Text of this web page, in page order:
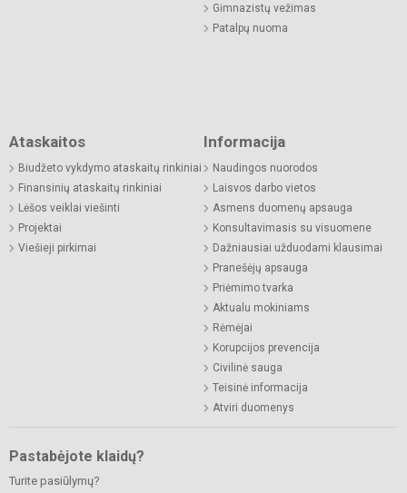
Gimnazistų vežimas
Patalpų nuoma
Ataskaitos
Biudžeto vykdymo ataskaitų rinkiniai
Finansinių ataskaitų rinkiniai
Lėšos veiklai viešinti
Projektai
Viešieji pirkimai
Informacija
Naudingos nuorodos
Laisvos darbo vietos
Asmens duomenų apsauga
Konsultavimasis su visuomene
Dažniausiai užduodami klausimai
Pranešėjų apsauga
Priėmimo tvarka
Aktualu mokiniams
Rėmėjai
Korupcijos prevencija
Civilinė sauga
Teisinė informacija
Atviri duomenys
Pastabėjote klaidų?
Turite pasiūlymų?